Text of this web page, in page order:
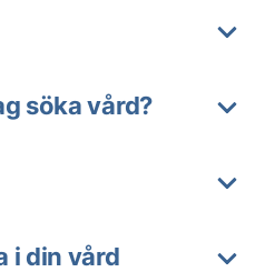
söka vård?
i din vård